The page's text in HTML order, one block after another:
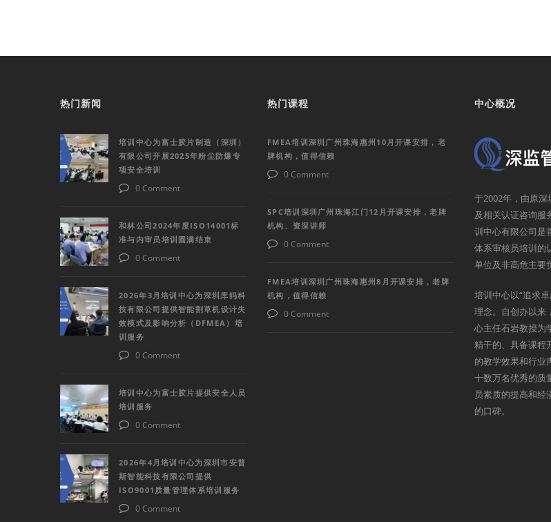
热门新闻
培训中心为富士胶片制造（深圳）
有限公司开展2025年粉尘防爆专
项安全培训
0 Comment
和林公司2024年度ISO14001标
准与内审员培训圆满结束
0 Comment
2026年3月培训中心为深圳库犸科
技有限公司提供智能割草机设计失
效模式及影响分析（DFMEA）培
训服务
0 Comment
培训中心为富士胶片提供安全人员
培训服务
0 Comment
2026年4月培训中心为深圳市安普
斯智能科技有限公司提供
ISO9001质量管理体系培训服务
0 Comment
热门课程
FMEA培训深圳广州珠海惠州10月开课安排，老
牌机构，值得信赖
0 Comment
SPC培训深圳广州珠海江门12月开课安排，老牌
机构、资深讲师
0 Comment
FMEA培训深圳广州珠海惠州8月开课安排，老牌
机构，值得信赖
0 Comment
中心概况
于2002年，由原
及相关认证咨询服
训中心有限公司是
体系审核员培训的
单位及非高危主要
培训中心以“追求
理念。自创办以来
心主任石岩教授为
精干的、具备课程
的教学效果和行业
十数万名优秀的质
员素质的提高和经
的口碑。